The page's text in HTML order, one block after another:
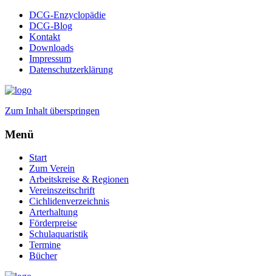
DCG-Enzyclopädie
DCG-Blog
Kontakt
Downloads
Impressum
Datenschutzerklärung
Zum Inhalt überspringen
Menü
Start
Zum Verein
Arbeitskreise & Regionen
Vereinszeitschrift
Cichlidenverzeichnis
Arterhaltung
Förderpreise
Schulaquaristik
Termine
Bücher